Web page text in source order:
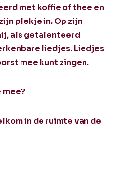
met koffie of thee en
plekje in. Op zijn
als getalenteerd
liedjes. Liedjes
mee kunt zingen.
mee?
in de ruimte van de